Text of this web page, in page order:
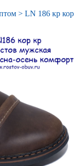
> LN 186 кр кор